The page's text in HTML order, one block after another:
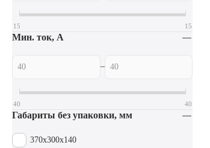
15 15
Мин. ток, А
–
40 40
Габариты без упаковки, мм
370х300х140